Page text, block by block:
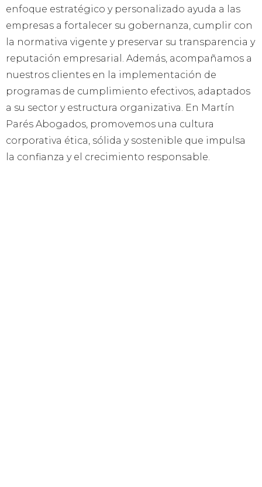
enfoque estratégico y personalizado ayuda a las
empresas a fortalecer su gobernanza, cumplir con
la normativa vigente y preservar su transparencia y
reputación empresarial. Además, acompañamos a
nuestros clientes en la implementación de
programas de cumplimiento efectivos, adaptados
a su sector y estructura organizativa. En Martín
Parés Abogados, promovemos una cultura
corporativa ética, sólida y sostenible que impulsa
la confianza y el crecimiento responsable.